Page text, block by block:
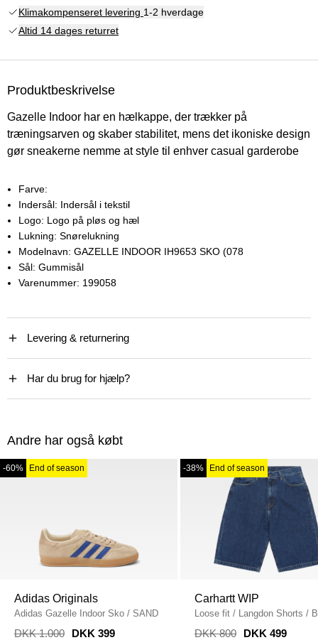
Klimakompenseret levering 1-2 hverdage
Altid 14 dages returret
Produktbeskrivelse
Gazelle Indoor har en hælkappe, der trækker på
træningsarven og skaber stabilitet, mens det ikoniske design
gør sneakerne nemme at style til enhver casual garderobe
Farve:
Indersål: Indersål i tekstil
Logo: Logo på pløs og hæl
Lukning: Snørelukning
Modelnavn: GAZELLE INDOOR IH9653 SKO (078
Sål: Gummisål
Varenummer: 199058
Levering & returnering
Har du brug for hjælp?
Andre har også købt
-60% End of season
Adidas Originals
Adidas Gazelle Indoor Sko / SAND
DKK 1.000 DKK 399
-38% End of season
Carhartt WIP
Loose fit / Langdon Shorts /
STONE WASH
DKK 800 DKK 499